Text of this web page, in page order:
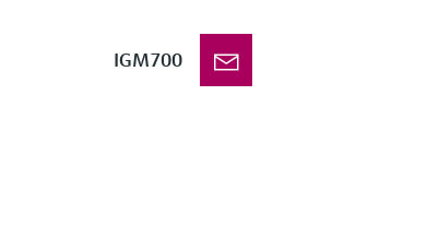
IGM700